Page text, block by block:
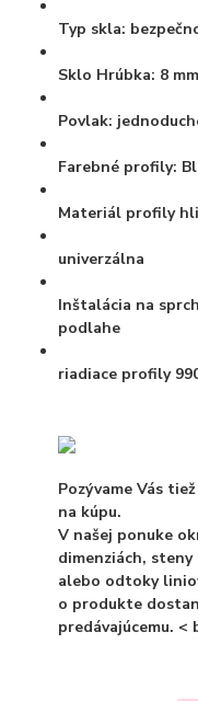
Typ skla:
Sklo Hrúbka: 8 mm
Povlak:
Farebné profily:
Materiál profily
univerzálna
Inštalácia na
podlahe
riadiace profily
Pozývame Vás
na kúpu.
V našej ponuke
dimenziách,
alebo odtoky
o produkte
predávajúcemu. <